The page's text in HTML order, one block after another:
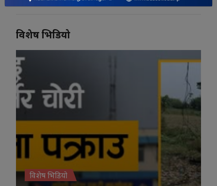
विशेष भिडियो
विशेष भिडियो